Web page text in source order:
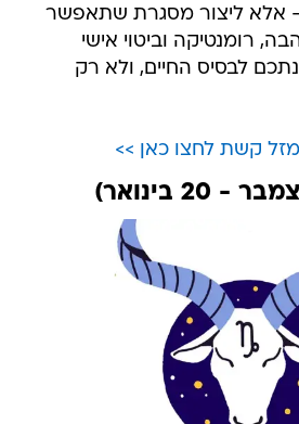
אלא ליצור מסגרת שתאפשר
רומנטיקה וביטוי אישי
לבסיס החיים, ולא רק
קשת לחצו כאן >>